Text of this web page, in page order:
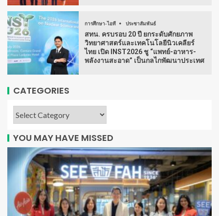
การศึกษา-ไอที ประชาสัมพันธ์
สทน. ครบรอบ 20 ปี ยกระดับศักยภาพ
วิทยาศาสตร์และเทคโนโลยีนิวเคลียร์
ไทย เปิด INST2026 ชู “แพทย์-อาหาร-
พลังงานสะอาด” เป็นกลไกพัฒนาประเทศ
CATEGORIES
YOU MAY HAVE MISSED